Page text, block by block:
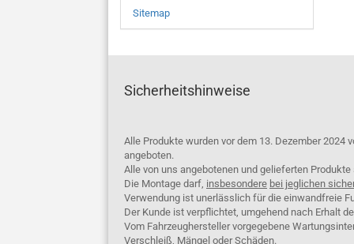
Sitemap
Sicherheitshinweise
Alle Produkte wurden vor dem 13. Dezember
angeboten.
Alle von uns angebotenen und gelieferten
Die Montage darf, insbesondere bei jeglichen
Verwendung ist unerlässlich für die einwandfreie
Der Kunde ist verpflichtet, umgehend nach Erhalt
Vom Fahrzeughersteller vorgegebene
Verschleiß, Mängel oder Schäden.